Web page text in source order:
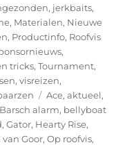
, jerkbaits,
, Materialen, Nieuwe
, Productinfo, Roofvis
,
tricks,Tournament,
,visreizen,
Tags
Ace,aktueel,
Barsch alarm, bellyboat
,Gator, Hearty Rise,
van Goor,Op roofvis,